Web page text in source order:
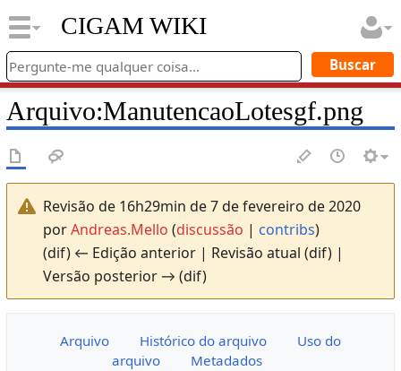
CIGAM WIKI
Arquivo:ManutencaoLotesgf.png
Revisão de 16h29min de 7 de fevereiro de 2020
porAndreas.Mello (discussão | contribs)
(dif) ← Edição anterior | Revisão atual (dif) |
Versão posterior → (dif)
Arquivo Histórico do arquivo
Uso do
arquivo
Metadados